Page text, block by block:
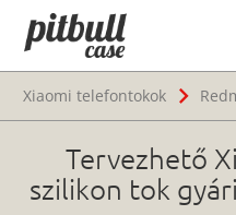
Xiaomi telefontokok
Tervezhető
szilikon tok